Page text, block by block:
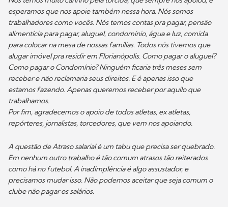
esperamos que nos apoie também nessa hora. Nós somos
trabalhadores como vocês. Nós temos contas pra pagar, pensão
alimentícia para pagar, aluguel, condomínio, água e luz, comida
para colocar na mesa de nossas famílias. Todos nós tivemos que
alugar imóvel pra residir em Florianópolis. Como pagar o aluguel?
Como pagar o Condomínio? Ninguém ficaria três meses sem
receber e não reclamaria seus direitos. E é apenas isso que
estamos fazendo. Apenas queremos receber por aquilo que
trabalhamos.
Por fim, agradecemos o apoio de todos atletas, ex atletas,
repórteres, jornalistas, torcedores, que vem nos apoiando.
A questão de Atraso salarial é um tabu que precisa ser quebrado.
Em nenhum outro trabalho é tão comum atrasos tão reiterados
como há no futebol. A inadimplência é algo assustador, e
precisamos mudar isso. Não podemos aceitar que seja comum o
clube não pagar os salários.